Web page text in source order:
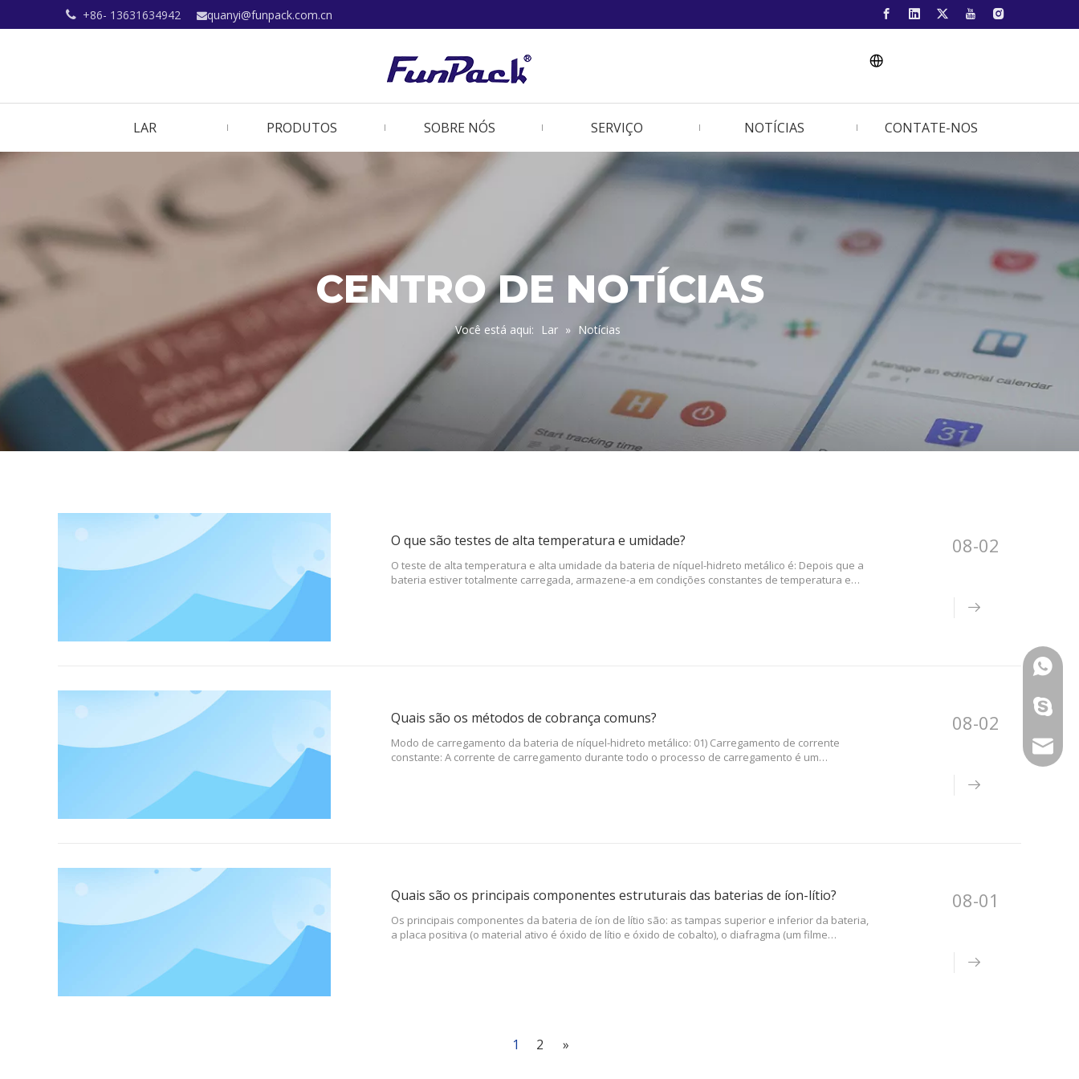
 +86- 13631634942 quanyi@funpack.com.cn
LAR PRODUTOS SOBRE NÓS SERVIÇO NOTÍCIAS CONTATE-NOS
CENTRO DE NOTÍCIAS
Você está aqui: Lar » Notícias
O que são testes de alta temperatura e umidade?
O teste de alta temperatura e alta umidade da bateria de níquel-hidreto metálico é: Depois que a
bateria estiver totalmente carregada, armazene-a em condições constantes de temperatura e
08-02
Quais são os métodos de cobrança comuns?
Modo de carregamento da bateria de níquel-hidreto metálico: 01) Carregamento de corrente
constante: A corrente de carregamento durante todo o processo de carregamento é um
08-02
Quais são os principais componentes estruturais das baterias de íon-lítio?
Os principais componentes da bateria de íon de lítio são: as tampas superior e inferior da bateria,
a placa positiva (o material ativo é óxido de lítio e óxido de cobalto), o diafragma (um filme
08-01
1 2 »
+86-
+86-